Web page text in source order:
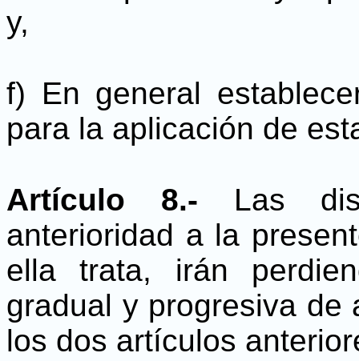
y,
f) En general
para la aplicación de
Artículo 8.- Las
anterioridad a la
ella trata, irán
gradual y progresiva de
los dos artículos